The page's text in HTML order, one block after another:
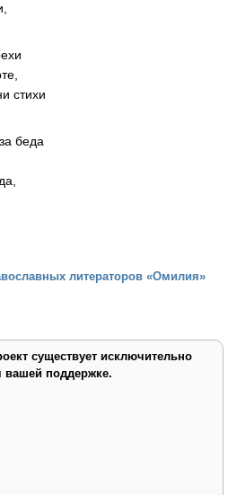
стихи
беда
литераторов «Омилия»
существует исключительно
вашей поддержке.